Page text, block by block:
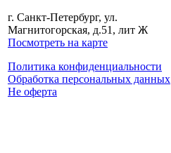
г. Санкт-Петербург, ул.
Магнитогорская, д.51, лит Ж
Посмотреть на карте
Политика конфиденциальности
Обработка персональных данных
Не оферта